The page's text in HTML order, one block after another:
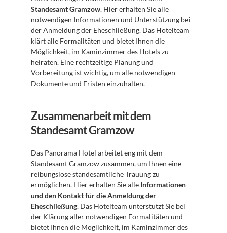
Standesamt Gramzow. Hier erhalten Sie alle
notwendigen Informationen und Unterstützung bei
der Anmeldung der Eheschließung. Das Hotelteam
klärt alle Formalitäten und bietet Ihnen die
Möglichkeit, im Kaminzimmer des Hotels zu
heiraten. Eine rechtzeitige Planung und
Vorbereitung ist wichtig, um alle notwendigen
Dokumente und Fristen einzuhalten.
Zusammenarbeit mit dem
Standesamt Gramzow
Das Panorama Hotel arbeitet eng mit dem
Standesamt Gramzow zusammen, um Ihnen eine
reibungslose standesamtliche Trauung zu
ermöglichen. Hier erhalten Sie alle Informationen
und den Kontakt für die Anmeldung der
Eheschließung. Das Hotelteam unterstützt Sie bei
der Klärung aller notwendigen Formalitäten und
bietet Ihnen die Möglichkeit, im Kaminzimmer des